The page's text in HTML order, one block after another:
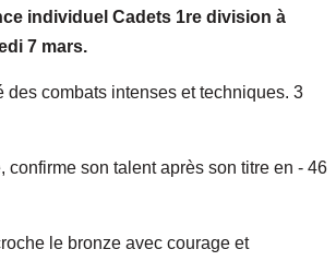
individuel Cadets 1re division à
7 mars.
combats intenses et techniques. 3
confirme son talent après son titre en - 46
le bronze avec courage et